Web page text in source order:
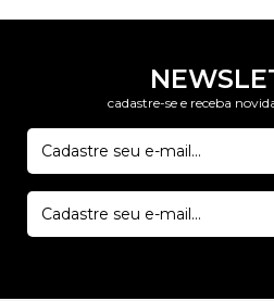
cadastre-se e receba